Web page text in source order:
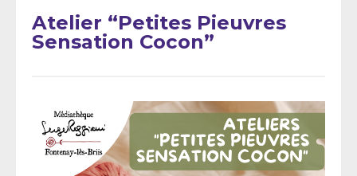
Atelier “Petites Pieuvres
Sensation Cocon”